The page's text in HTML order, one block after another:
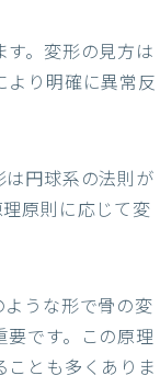
。変形の見方は
より明確に異常反
円球系の法則が
原則に応じて変
うな形で骨の変
です。この原理
とも多くありま